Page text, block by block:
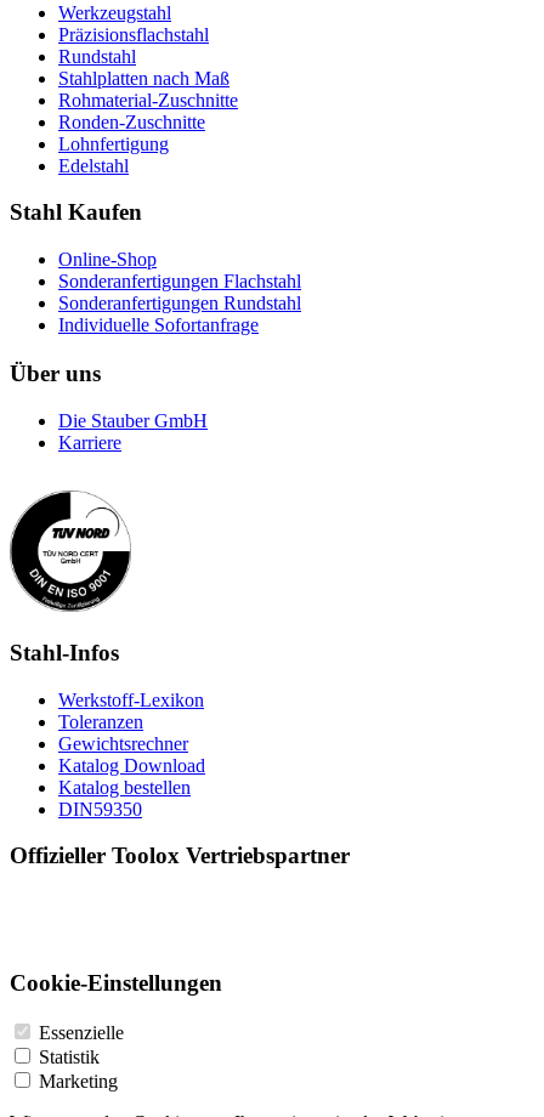
Werkzeugstahl
Präzisionsflachstahl
Rundstahl
Stahlplatten nach Maß
Rohmaterial-Zuschnitte
Ronden-Zuschnitte
Lohnfertigung
Edelstahl
Stahl Kaufen
Online-Shop
Sonderanfertigungen Flachstahl
Sonderanfertigungen Rundstahl
Individuelle Sofortanfrage
Über uns
Die Stauber GmbH
Karriere
Stahl-Infos
Werkstoff-Lexikon
Toleranzen
Gewichtsrechner
Katalog Download
Katalog bestellen
DIN59350
Offizieller Toolox Vertriebspartner
Cookie-Einstellungen
Essenzielle
Statistik
Marketing